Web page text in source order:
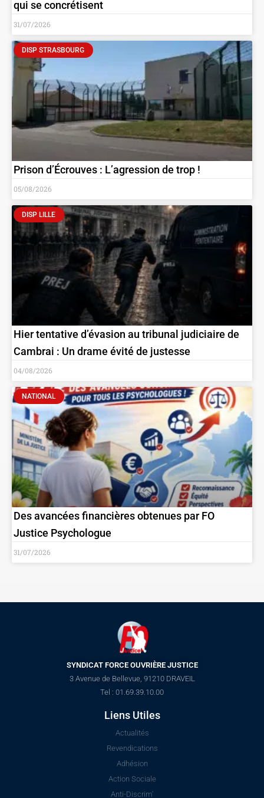
qui se concrétisent
31/07/2026
DISP STRASBOURG
Prison d’Écrouves : L’agression de trop !
05/08/2026
DISP LILLE
Hier tentative d’évasion au tribunal judiciaire de
Cambrai : Un drame évité de justesse
04/08/2026
NATIONAL
Des avancées financières obtenues par FO
Justice Psychologue
31/07/2026
SYNDICAT FORCE OUVRIÈRE JUSTICE
3 Avenue de Bellevue, 91210 DRAVEIL
Tel : 01.69.39.10.00
Liens Utiles
Actualités
Revendications
Adhésion
Action Sociale
Anti-Discrim'